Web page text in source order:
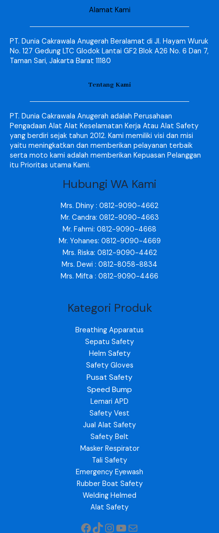
Alamat Kami
PT. Dunia Cakrawala Anugerah Beralamat di Jl. Hayam Wuruk
No. 127 Gedung LTC Glodok Lantai GF2 Blok A26 No. 6 Dan 7,
Taman Sari, Jakarta Barat 11180
Tentang Kami
PT. Dunia Cakrawala Anugerah adalah Perusahaan
Pengadaan Alat Alat Keselamatan Kerja Atau Alat Safety
yang berdiri sejak tahun 2012. Kami memiliki visi dan misi
yaitu meningkatkan dan memberikan pelayanan terbaik
serta moto kami adalah memberikan Kepuasan Pelanggan
itu Prioritas utama Kami.
Hubungi WA Kami
Mrs. Dhiny : 0812-9090-4662
Mr. Candra: 0812-9090-4663
Mr. Fahmi: 0812-9090-4668
Mr. Yohanes: 0812-9090-4669
Mrs. Riska: 0812-9090-4462
Mrs. Dewi : 0812-8058-8834
Mrs. Mifta : 0812-9090-4466
Kategori Produk
Breathing Apparatus
Sepatu Safety
Helm Safety
Safety Gloves
Pusat Safety
Speed Bump
Lemari APD
Safety Vest
Jual Alat Safety
Safety Belt
Masker Respirator
Tali Safety
Emergency Eyewash
Rubber Boat Safety
Welding Helmed
Alat Safety